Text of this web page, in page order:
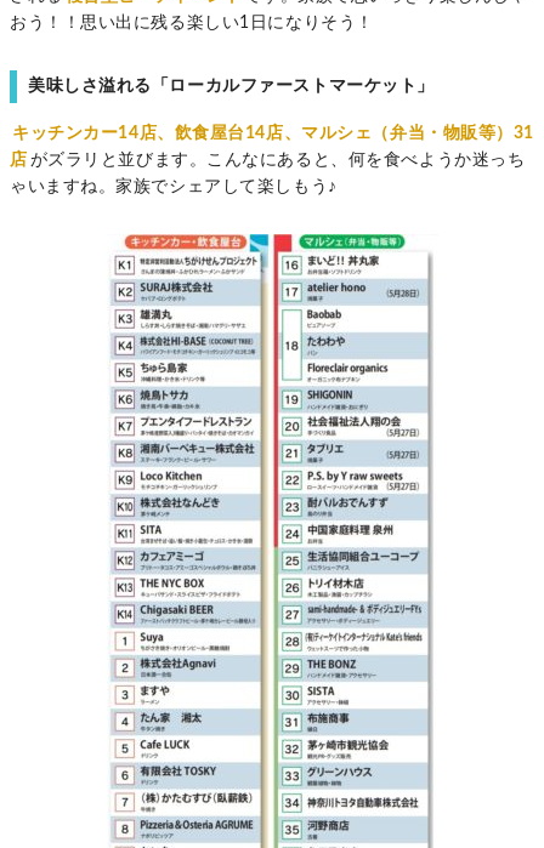
おう！！思い出に残る楽しい1日になりそう！
美味しさ溢れる「ローカルファーストマーケット」
キッチンカー14店、飲食屋台14店、マルシェ（弁当・物販等）31
店 がズラリと並びます。こんなにあると、何を食べようか迷っち
ゃいますね。家族でシェアして楽しもう♪